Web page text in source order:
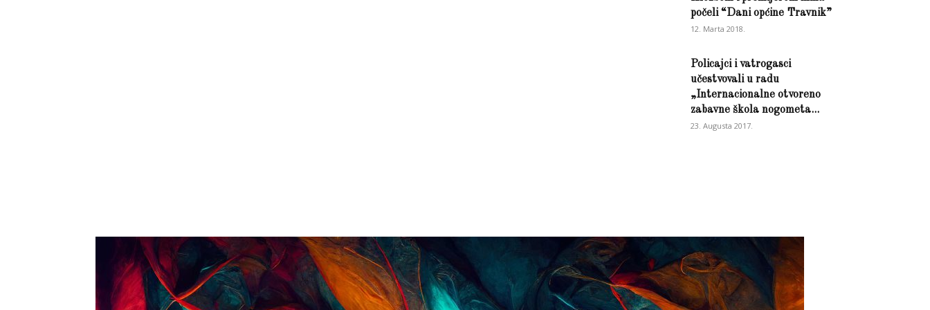
počeli “Dani općine Travnik”
12. Marta 2018.
Policajci i vatrogasci
učestvovali u radu
„Internacionalne otvoreno
zabavne škola nogometa...
23. Augusta 2017.